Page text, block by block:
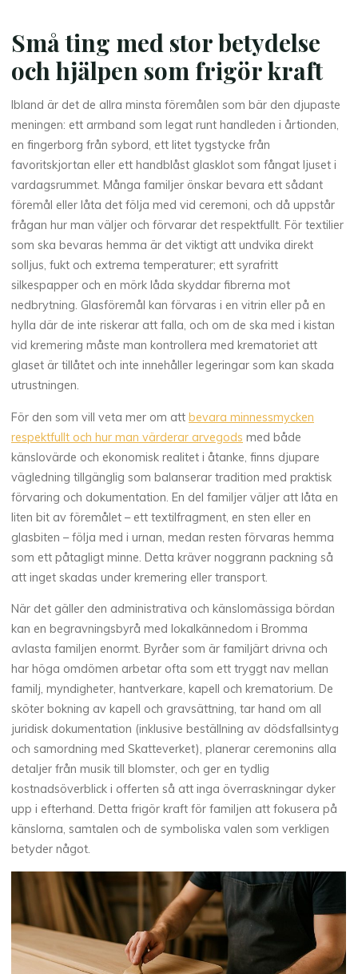
Små ting med stor betydelse
och hjälpen som frigör kraft
Ibland är det de allra minsta föremålen som bär den djupaste
meningen: ett armband som legat runt handleden i årtionden,
en fingerborg från sybord, ett litet tygstycke från
favoritskjortan eller ett handblåst glasklot som fångat ljuset i
vardagsrummet. Många familjer önskar bevara ett sådant
föremål eller låta det följa med vid ceremoni, och då uppstår
frågan hur man väljer och förvarar det respektfullt. För textilier
som ska bevaras hemma är det viktigt att undvika direkt
solljus, fukt och extrema temperaturer; ett syrafritt
silkespapper och en mörk låda skyddar fibrerna mot
nedbrytning. Glasföremål kan förvaras i en vitrin eller på en
hylla där de inte riskerar att falla, och om de ska med i kistan
vid kremering måste man kontrollera med krematoriet att
glaset är tillåtet och inte innehåller legeringar som kan skada
utrustningen.
För den som vill veta mer om attbevara minnessmycken
respektfullt och hur man värderar arvegods med både
känslovärde och ekonomisk realitet i åtanke, finns djupare
vägledning tillgänglig som balanserar tradition med praktisk
förvaring och dokumentation. En del familjer väljer att låta en
liten bit av föremålet – ett textilfragment, en sten eller en
glasbiten – följa med i urnan, medan resten förvaras hemma
som ett påtagligt minne. Detta kräver noggrann packning så
att inget skadas under kremering eller transport.
När det gäller den administrativa och känslomässiga bördan
kan en begravningsbyrå med lokalkännedom i Bromma
avlasta familjen enormt. Byråer som är familjärt drivna och
har höga omdömen arbetar ofta som ett tryggt nav mellan
familj, myndigheter, hantverkare, kapell och krematorium. De
sköter bokning av kapell och gravsättning, tar hand om all
juridisk dokumentation (inklusive beställning av dödsfallsintyg
och samordning med Skatteverket), planerar ceremonins alla
detaljer från musik till blomster, och ger en tydlig
kostnadsöverblick i offerten så att inga överraskningar dyker
upp i efterhand. Detta frigör kraft för familjen att fokusera på
känslorna, samtalen och de symboliska valen som verkligen
betyder något.